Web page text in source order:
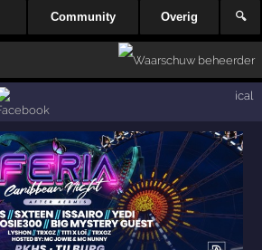
Community Overig 🔍
ical